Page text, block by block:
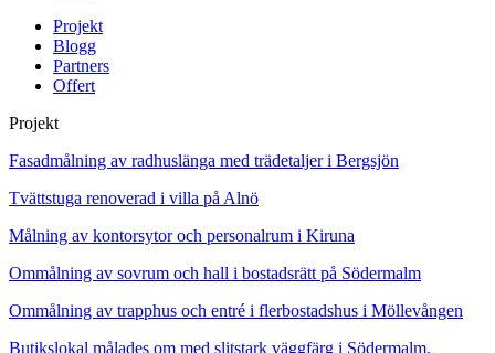
Projekt
Blogg
Partners
Offert
Projekt
Fasadmålning av radhuslänga med trädetaljer i Bergsjön
Tvättstuga renoverad i villa på Alnö
Målning av kontorsytor och personalrum i Kiruna
Ommålning av sovrum och hall i bostadsrätt på Södermalm
Ommålning av trapphus och entré i flerbostadshus i Möllevången
Butikslokal målades om med slitstark väggfärg i Södermalm,